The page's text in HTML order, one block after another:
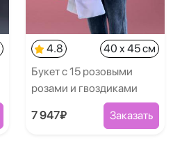
4.8
40 x 45 см
Букет с 15 розовыми
розами и гвоздиками
7 947₽ Заказать